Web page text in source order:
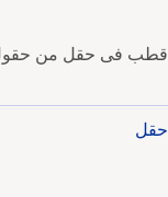
قطب فى حقل من
حقل